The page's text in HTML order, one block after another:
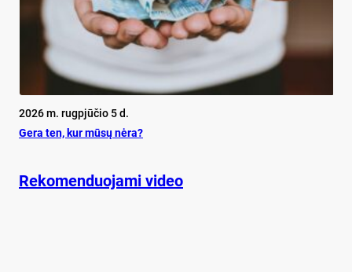
2026 m. rugpjūčio 5 d.
Ge­ra ten, kur mū­sų nė­ra?
Rekomenduojami video